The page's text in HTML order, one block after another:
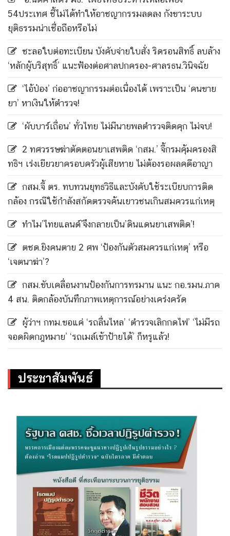
54ประเทศ ชี้ไม่ได้ทำให้อาชญากรรมลดลง กังขาระบบ
ยุติธรรมน่าเชื่อถือหรือไม่
ชะลอใบต่อทะเบียน บังคับจ่ายใบสั่ง ริดรอนสิทธิ์ ลบล้าง
‘หลักผู้บริสุทธิ์’ แนะฟ้องต่อศาลปกครอง-ศาลรธน.วินิจฉัย
‘ไอ้ป๋อง’ ก่ออาชญากรรมต่อเนื่องได้ เพราะเป็น ‘คนขาย
ยา’ หาเงินให้ตำรวจ!
‘ผับบาร์เถื่อน’ ทั่วไทย ไม่มีนายพลตำรวจติดคุก ไม่จบ!
2 ทศวรรษฆ่าตัดตอนยาเสพติด ‘กสม.’ จี้กรมคุ้มครองสิ
ทธิฯ เร่งเยียวยาครอบครัวผู้เสียหาย ไม่ต้องรอผลคดีอาญา
กสม.จี้ ตร. ทบทวนยุทธวิธีและบังคับใช้ระเบียบการติด
กล้อง กรณีใช้กำลังสกัดตรวจค้นเยาวชนเกินสมควรแก่เหตุ
ทำไม’ไทยแลนด์’จึงกลายเป็น’ดินแดนยาเสพติด’!
ตชด.ยิงคนตาย 2 ศพ ‘ป้องกันตัวสมควรแก่เหตุ’ หรือ
‘เจตนาฆ่า’?
กสม.ขับเคลื่อนงานป้องกันการทรมาน แนะ กอ.รมน.ภาค
4 สน. ติดกล้องบันทึกภาพเหตุการณ์อย่างเคร่งครัด
ผู้ว่าฯ กทม.ขอแค่ ‘รถลื่นไหล’ ‘ตำรวจเลิกกดไฟ’ ‘ไม่มีรถ
จอดผิดกฎหมาย’ ‘รถเมล์เข้าป้ายได้’ ก็หรูแล้ว!
ประชาสัมพันธ์